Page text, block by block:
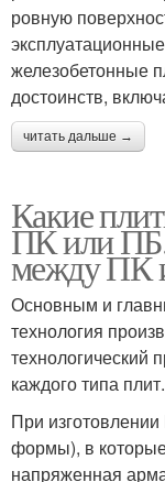
ровную
железобетонные
достоинств,
читать дальше →
Какие
ПК или ПБ.
между ПК
Основным и
технология
технологический
каждого типа плит.
При
формы), в
напряженная